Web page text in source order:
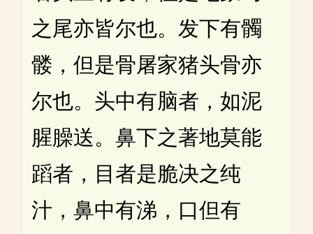
之尾亦皆尔也。发下有髑
髅，但是骨屠家猪头骨亦
尔也。头中有脑者，如泥
腥臊送。鼻下之著地莫能
蹈者，目者是脆决之纯
汁，鼻中有涕，口但有